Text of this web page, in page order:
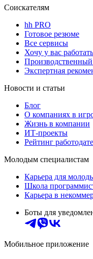
Соискателям
hh PRO
Готовое резюме
Все сервисы
Хочу у вас работать
Производственный
Экспертная
Новости и статьи
Блог
О компаниях в
Жизнь в компании
ИТ-проекты
Рейтинг
Молодым специалистам
Карьера для
Школа
Карьера в
Боты для
Мобильное приложение